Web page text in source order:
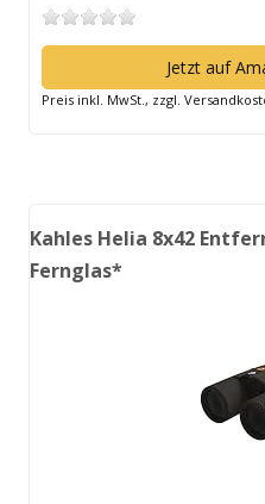
Jetzt auf
Preis inkl. MwSt., zzgl.
Kahles Helia 8x42
Fernglas*